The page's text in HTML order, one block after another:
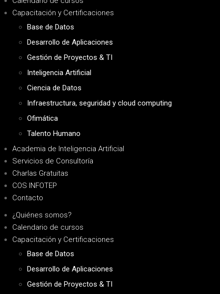
Capacitación y Certificaciones
Base de Datos
Desarrollo de Aplicaciones
Gestión de Proyectos & TI
Inteligencia Artificial
Ciencia de Datos
Infraestructura, seguridad y cloud computing
Ofimática
Talento Humano
Academia de Inteligencia Artificial
Servicios de Consultoría
Charlas Gratuitas
COS INFOTEP
Contacto
¿Quiénes somos?
Calendario de cursos
Capacitación y Certificaciones
Base de Datos
Desarrollo de Aplicaciones
Gestión de Proyectos & TI